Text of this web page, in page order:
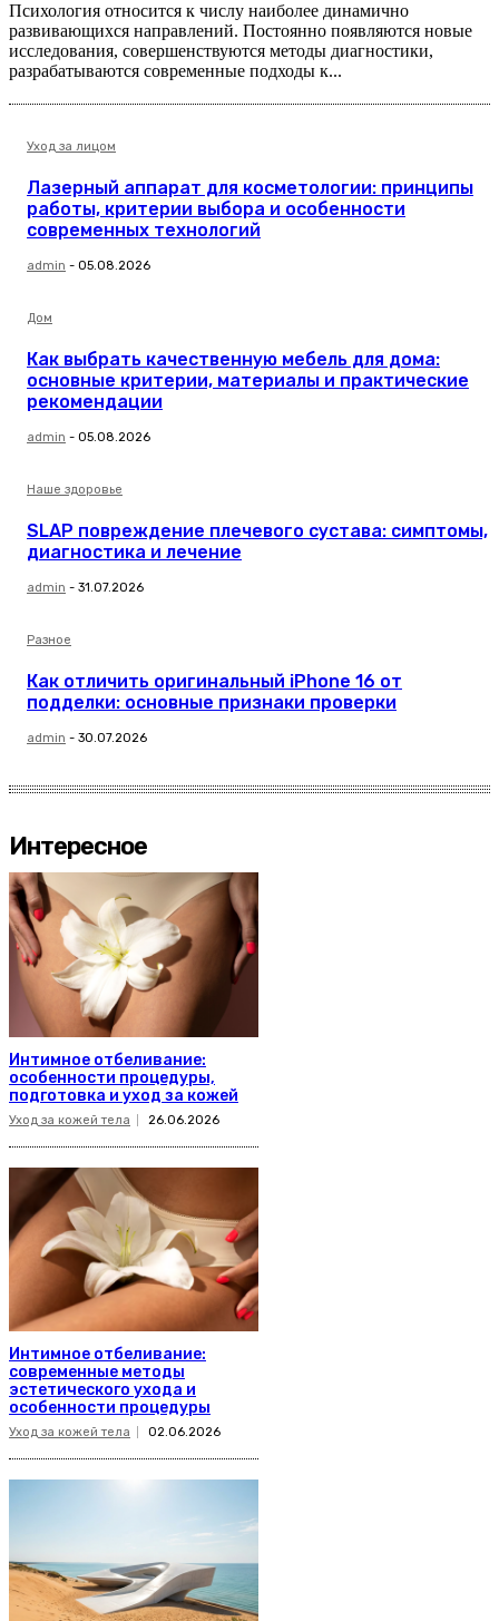
Психология относится к числу наиболее динамично
развивающихся направлений. Постоянно появляются новые
исследования, совершенствуются методы диагностики,
разрабатываются современные подходы к...
Уход за лицом
Лазерный аппарат для косметологии: принципы
работы, критерии выбора и особенности
современных технологий
admin - 05.08.2026
Дом
Как выбрать качественную мебель для дома:
основные критерии, материалы и практические
рекомендации
admin - 05.08.2026
Наше здоровье
SLAP повреждение плечевого сустава: симптомы,
диагностика и лечение
admin - 31.07.2026
Разное
Как отличить оригинальный iPhone 16 от
подделки: основные признаки проверки
admin - 30.07.2026
Интересное
Интимное отбеливание:
особенности процедуры,
подготовка и уход за кожей
Уход за кожей тела 26.06.2026
Интимное отбеливание:
современные методы
эстетического ухода и
особенности процедуры
Уход за кожей тела 02.06.2026